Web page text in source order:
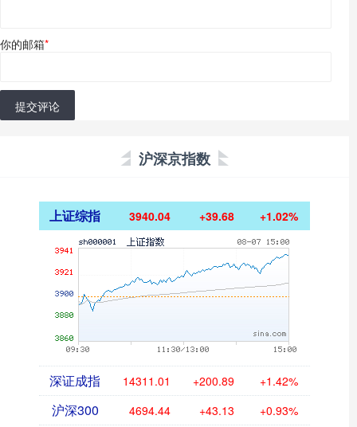
你的邮箱*
提交评论
沪深京指数
上证综指 3940.04 +39.68 +1.02%
深证成指 14311.01 +200.89 +1.42%
沪深300 4694.44 +43.13 +0.93%